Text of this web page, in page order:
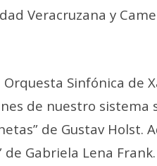
Veracruzana y
Sinfónica de
de nuestro sistema
de Gustav Holst.
Gabriela Lena